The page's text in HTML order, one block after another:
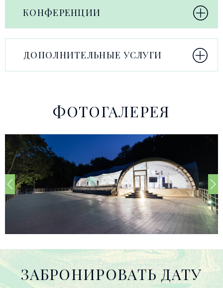
КОНФЕРЕНЦИИ
ДОПОЛНИТЕЛЬНЫЕ УСЛУГИ
ФОТОГАЛЕРЕЯ
ЗАБРОНИРОВАТЬ ДАТУ